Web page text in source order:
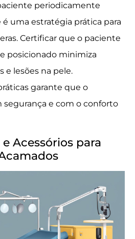
periodicamente
uma estratégia prática para
Certificar que o paciente
posicionado minimiza
e lesões na pele.
garante que o
e com o conforto
Acessórios para